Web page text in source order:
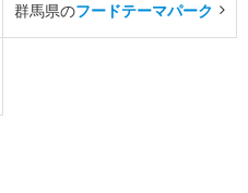
群馬県のフードテーマパーク